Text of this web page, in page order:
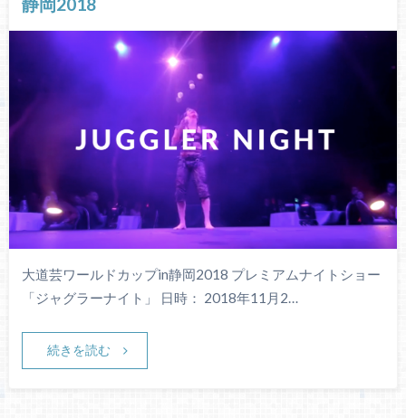
大道芸ワールドカップin静岡2018 プレミアムナイトショー
「ジャグラーナイト」 日時： 2018年11月2…
続きを読む